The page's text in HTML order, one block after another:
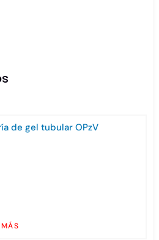
de gel tubular OPzV